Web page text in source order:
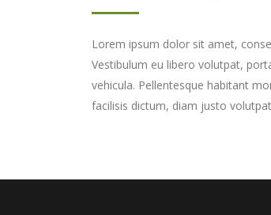
Lorem ipsum dolor sit amet,
Vestibulum eu libero volutpat,
vehicula. Pellentesque habitant
facilisis dictum, diam justo